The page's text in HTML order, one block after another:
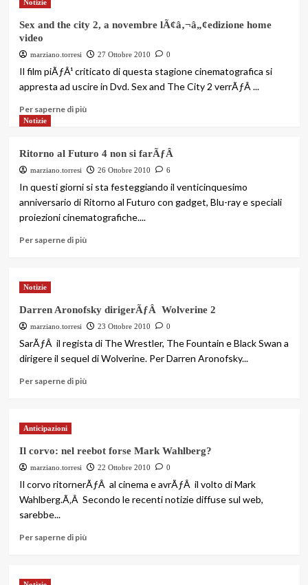
Notizie
Sex and the city 2, a novembre lÃ¢â‚¬â„¢edizione home
video
marziano.torresi 27 Ottobre 2010 0
Il film piÃƒÂ¹ criticato di questa stagione cinematografica si
appresta ad uscire in Dvd. Sex and The City 2 verrÃƒÂ ...
Per saperne di più
Notizie
Ritorno al Futuro 4 non si farÃƒÂ
marziano.torresi 26 Ottobre 2010 6
In questi giorni si sta festeggiando il venticinquesimo
anniversario di Ritorno al Futuro con gadget, Blu-ray e speciali
proiezioni cinematografiche....
Per saperne di più
Notizie
Darren Aronofsky dirigerÃƒÂ Wolverine 2
marziano.torresi 23 Ottobre 2010 0
SarÃƒÂ il regista di The Wrestler, The Fountain e Black Swan a
dirigere il sequel di Wolverine. Per Darren Aronofsky...
Per saperne di più
Anticipazioni
Il corvo: nel reebot forse Mark Wahlberg?
marziano.torresi 22 Ottobre 2010 0
Il corvo ritornerÃƒÂ al cinema e avrÃƒÂ il volto di Mark
Wahlberg.Ã‚Â Secondo le recenti notizie diffuse sul web,
sarebbe...
Per saperne di più